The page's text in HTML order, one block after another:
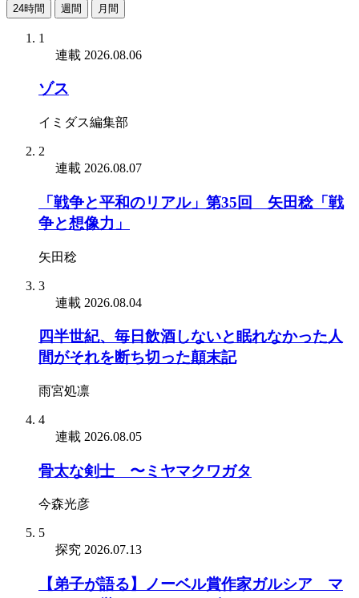
24時間 週間 月間
1
連載 2026.08.06
ゾス
イミダス編集部
2
連載 2026.08.07
「戦争と平和のリアル」第35回 矢田稔「戦
争と想像力」
矢田稔
3
連載 2026.08.04
四半世紀、毎日飲酒しないと眠れなかった人
間がそれを断ち切った顛末記
雨宮処凛
4
連載 2026.08.05
骨太な剣士 〜ミヤマクワガタ
今森光彦
5
探究 2026.07.13
【弟子が語る】ノーベル賞作家ガルシア゠マ